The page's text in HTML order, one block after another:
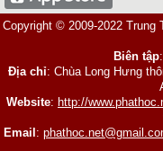
Copyright © 2009-2022 Trung
Biên tập
Địa chỉ: Chùa Long Hưng
Website: http://
Email :